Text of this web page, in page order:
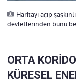
Haritayı açıp
devletlerinden bunu
ORTA
KÜRESEL